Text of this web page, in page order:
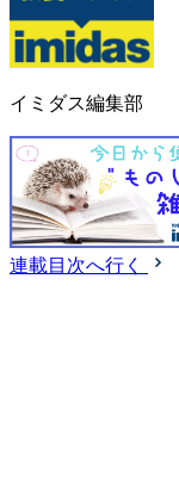
イミダス編集部
連載目次へ行く